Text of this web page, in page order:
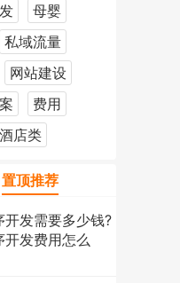
母婴
私域流量
网站建设
费用
酒店类
置顶推荐
开发需要多少钱?
开发费用怎么